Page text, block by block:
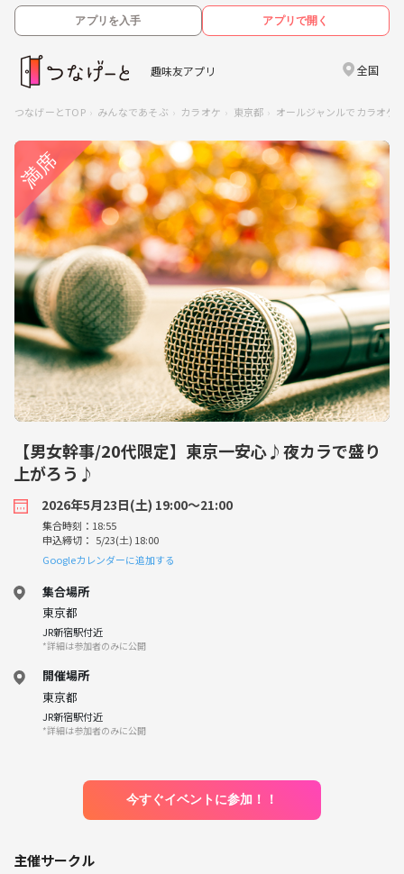
アプリを入手 アプリで開く
趣味友アプリ 全国
つなげーとTOP みんなであそぶ カラオケ 東京都 オールジャンルでカラオケ
【男女幹事/20代限定】東京一安心♪夜カラで盛り
上がろう♪
2026年5月23日(土) 19:00〜21:00
集合時刻：18:55
申込締切： 5/23(土) 18:00
Googleカレンダーに追加する
集合場所
東京都
JR新宿駅付近
*詳細は参加者のみに公開
開催場所
東京都
JR新宿駅付近
*詳細は参加者のみに公開
今すぐイベントに参加！！
主催サークル